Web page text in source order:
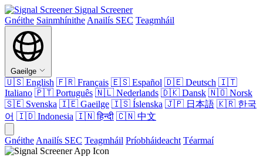
Signal Screener
Gnéithe Sainmhínithe Anailís SEC Teagmháil
Gaeilge
🇺🇸 English 🇫🇷 Français 🇪🇸 Español 🇩🇪 Deutsch 🇮🇹
Italiano 🇵🇹 Português 🇳🇱 Nederlands 🇩🇰 Dansk 🇳🇴 Norsk
🇸🇪 Svenska 🇮🇪 Gaeilge 🇮🇸 Íslenska 🇯🇵 日本語 🇰🇷 한국
어 🇮🇩 Indonesia 🇮🇳हिन्दी 🇨🇳 中文
Gnéithe Anailís SEC Teagmháil Príobháideacht Téarmaí